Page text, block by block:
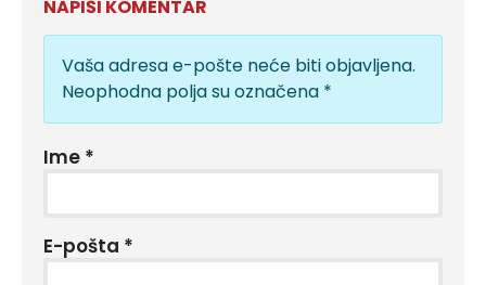
NAPIŠI KOMENTAR
Vaša adresa e-pošte neće biti objavljena.
Neophodna polja su označena *
Ime *
E-pošta *